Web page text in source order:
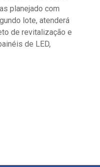
planejado com
lote, atenderá
de revitalização e
de LED,